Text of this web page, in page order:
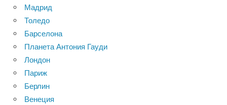
Мадрид
Толедо
Барселона
Планета Антония Гауди
Лондон
Париж
Берлин
Венеция